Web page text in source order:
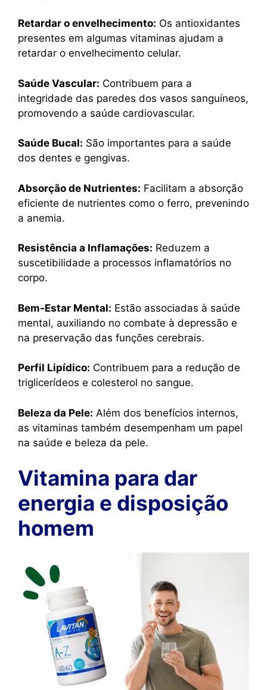
Retardar o envelhecimento: Os antioxidantes
presentes em algumas vitaminas ajudam a
retardar o envelhecimento celular.
Saúde Vascular: Contribuem para a
integridade das paredes dos vasos sanguíneos,
promovendo a saúde cardiovascular.
Saúde Bucal: São importantes para a saúde
dos dentes e gengivas.
Absorção de Nutrientes: Facilitam a absorção
eficiente de nutrientes como o ferro, prevenindo
a anemia.
Resistência a Inflamações: Reduzem a
suscetibilidade a processos inflamatórios no
corpo.
Bem-Estar Mental: Estão associadas à saúde
mental, auxiliando no combate à depressão e
na preservação das funções cerebrais.
Perfil Lipídico: Contribuem para a redução de
triglicerídeos e colesterol no sangue.
Beleza da Pele: Além dos benefícios internos,
as vitaminas também desempenham um papel
na saúde e beleza da pele.
Vitamina para dar
energia e disposição
homem